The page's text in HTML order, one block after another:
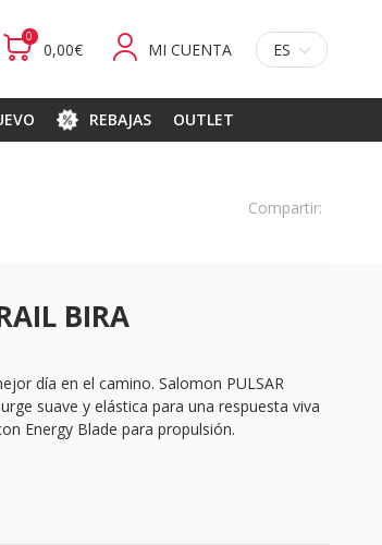
0
0,00€ MI CUENTA ES
REBAJAS OUTLET
Compartir:
BIRA
día en el camino. Salomon PULSAR
suave y elástica para una respuesta viva
Energy Blade para propulsión.